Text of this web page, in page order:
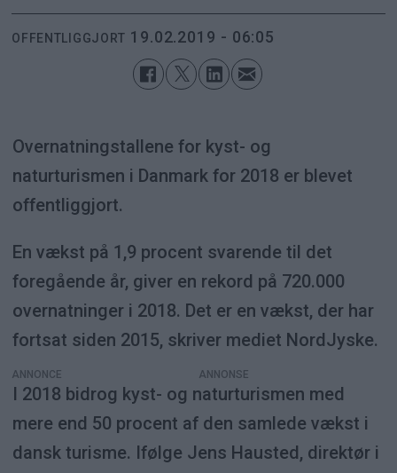
OFFENTLIGGJORT 19.02.2019 - 06:05
Overnatningstallene for kyst- og
naturturismen i Danmark for 2018 er blevet
offentliggjort.
En vækst på 1,9 procent svarende til det
foregående år, giver en rekord på 720.000
overnatninger i 2018. Det er en vækst, der har
fortsat siden 2015, skriver mediet NordJyske.
ANNONCE
I 2018 bidrog kyst- og naturturismen med
mere end 50 procent af den samlede vækst i
dansk turisme. Ifølge Jens Hausted, direktør i